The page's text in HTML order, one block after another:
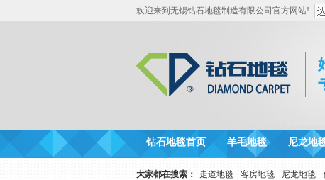
欢迎来到无锡钻石地毯制造有限公司官方网站!
钻石地毯首页 羊毛地毯 尼龙地
大家都在搜索： 走道地毯 客房地毯 尼龙地毯